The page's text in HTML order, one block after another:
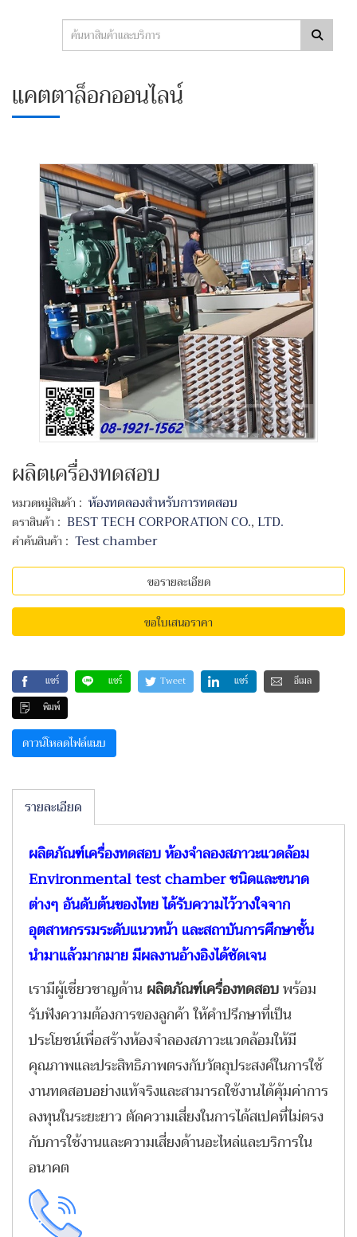
แคตตาล็อกออนไลน์
ผลิตเครื่องทดสอบ
หมวดหมู่สินค้า : ห้องทดลองสำหรับการทดสอบ
ตราสินค้า : BEST TECH CORPORATION CO., LTD.
คำค้นสินค้า : Test chamber
ขอรายละเอียด
ขอใบเสนอราคา
แชร์ แชร์ Tweet แชร์
อีเมล
พิมพ์
ดาวน์โหลดไฟล์แนบ
รายละเอียด
ผลิตภัณฑ์เครื่องทดสอบห้องจำลองสภาวะแวดล้อม
Environmental test chamber ชนิดและขนาด
ต่างๆ อันดับต้นของไทย ได้รับความไว้วางใจจาก
อุตสาหกรรมระดับแนวหน้า และสถาบันการศึกษาชั้น
นำมาแล้วมากมาย มีผลงานอ้างอิงได้ชัดเจน
เรามีผู้เชี่ยวชาญด้านผลิตภัณฑ์เครื่องทดสอบพร้อม
รับฟังความต้องการของลูกค้า ให้คำปรึกษาที่เป็น
ประโยชน์เพื่อสร้างห้องจำลองสภาวะแวดล้อมให้มี
คุณภาพและประสิทธิภาพตรงกับวัตถุประสงค์ในการใช้
งานทดสอบอย่างแท้จริงและสามารถใช้งานได้คุ้มค่าการ
ลงทุนในระยะยาว ตัดความเสี่ยงในการได้สเปคที่ไม่ตรง
กับการใช้งานและความเสี่ยงด้านอะไหล่และบริการใน
อนาคต